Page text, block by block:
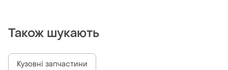
Також шукають
Кузовні запчастини